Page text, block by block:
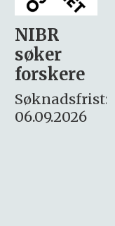
Rektor
Søknadsfrist:
15.09.2026